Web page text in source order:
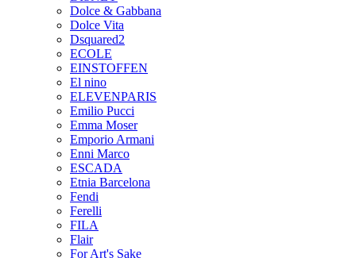
Dolce & Gabbana
Dolce Vita
Dsquared2
ECOLE
EINSTOFFEN
El nino
ELEVENPARIS
Emilio Pucci
Emma Moser
Emporio Armani
Enni Marco
ESCADA
Etnia Barcelona
Fendi
Ferelli
FILA
Flair
For Art's Sake